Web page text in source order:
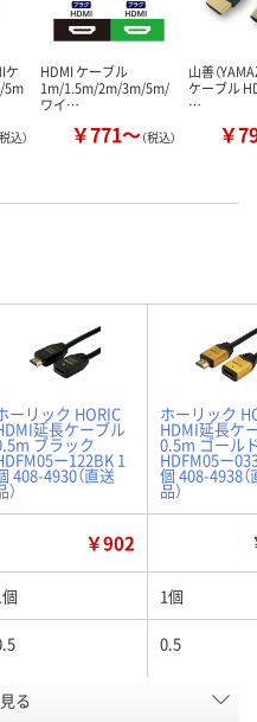
ケ
5m
税込）
HDMI ケーブル
1m/1.5m/2m/3m/5m/
ワイ…
￥771～（税込）
山善（
ケーブル
…
￥
ーリック HORIC
延長ケーブル
ブラック
ー122BK 1
408-4930（直送
）
ホーリック
HDMI延長ケ
0.5m ゴール
HDFM05ー
個 408-4938（
品）
￥902
1個
0.5
HE92461
る